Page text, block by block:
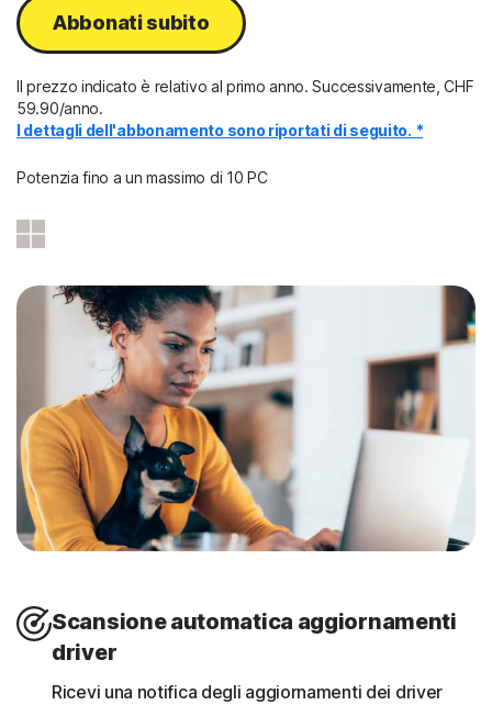
Accedi
Abbonati subito
Il prezzo indicato è relativo al primo anno. Successivamente, CHF
59.90/anno.
I dettagli dell'abbonamento sono riportati di seguito. *
Potenzia fino a un massimo di 10 PC
Scansione automatica aggiornamenti
driver
Ricevi una notifica degli aggiornamenti dei driver